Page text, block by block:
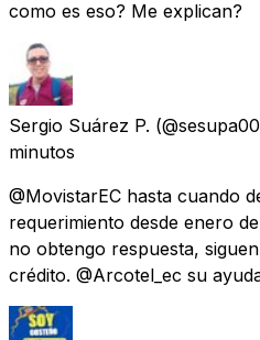
como es eso? Me explican?
Sergio Suárez P.
minutos
@MovistarEC hasta cuando
requerimiento desde enero
no obtengo respuesta,
crédito. @Arcotel_ec su